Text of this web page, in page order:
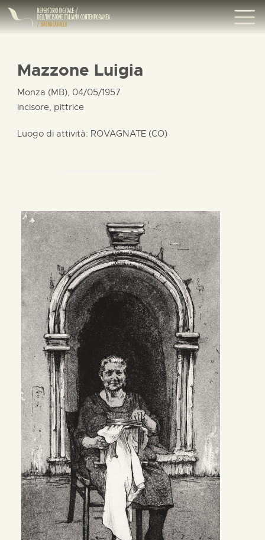
Mazzone Luigia
Monza (MB), 04/05/1957
incisore, pittrice
Luogo di attività: ROVAGNATE (CO)